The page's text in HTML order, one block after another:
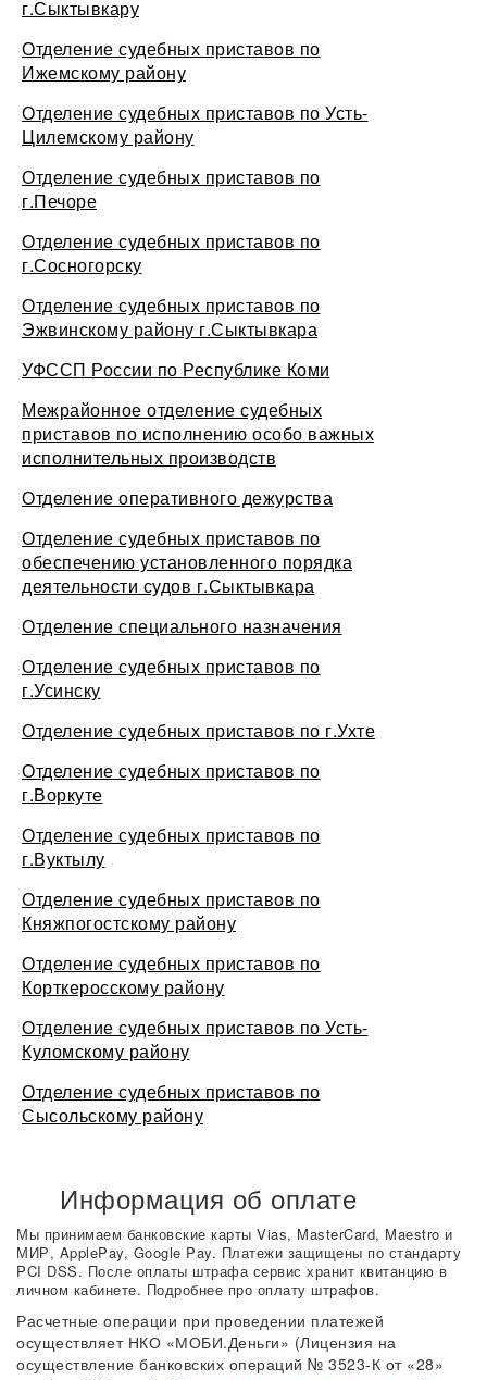
г.Сыктывкару
Отделение судебных приставов по
Ижемскому району
Отделение судебных приставов по Усть-
Цилемскому району
Отделение судебных приставов по
г.Печоре
Отделение судебных приставов по
г.Сосногорску
Отделение судебных приставов по
Эжвинскому району г.Сыктывкара
УФССП России по Республике Коми
Межрайонное отделение судебных
приставов по исполнению особо важных
исполнительных производств
Отделение оперативного дежурства
Отделение судебных приставов по
обеспечению установленного порядка
деятельности судов г.Сыктывкара
Отделение специального назначения
Отделение судебных приставов по
г.Усинску
Отделение судебных приставов по г.Ухте
Отделение судебных приставов по
г.Воркуте
Отделение судебных приставов по
г.Вуктылу
Отделение судебных приставов по
Княжпогостскому району
Отделение судебных приставов по
Корткеросскому району
Отделение судебных приставов по Усть-
Куломскому району
Отделение судебных приставов по
Сысольскому району
Информация об оплате
Мы принимаем банковские карты Vias, MasterCard, Maestro и
МИР, ApplePay, Google Pay. Платежи защищены по стандарту
PCI DSS. После оплаты штрафа сервис хранит квитанцию в
личном кабинете. Подробнее про оплату штрафов.
Расчетные операции при проведении платежей
осуществляет НКО «МОБИ.Деньги» (Лицензия на
осуществление банковских операций № 3523-К от «28»